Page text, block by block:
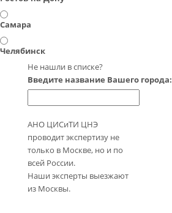
Самара
Челябинск
Не нашли в списке?
Введите название Вашего города:
АНО ЦИСиТИ ЦНЭ
проводит экспертизу не
только в Москве, но и по
всей России.
Наши эксперты выезжают
из Москвы.